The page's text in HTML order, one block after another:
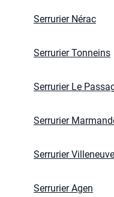
Serrurier Nérac
Serrurier Tonneins
Serrurier Le
Serrurier
Serrurier
Serrurier Agen